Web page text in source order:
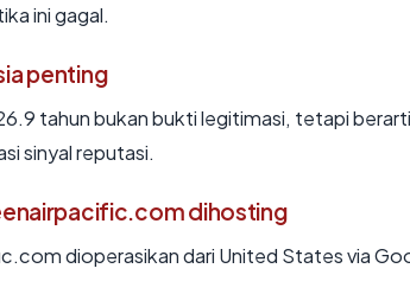
ini gagal.
penting
tahun bukan bukti legitimasi, tetapi berarti
sinyal reputasi.
dihosting
dioperasikan dari United States via